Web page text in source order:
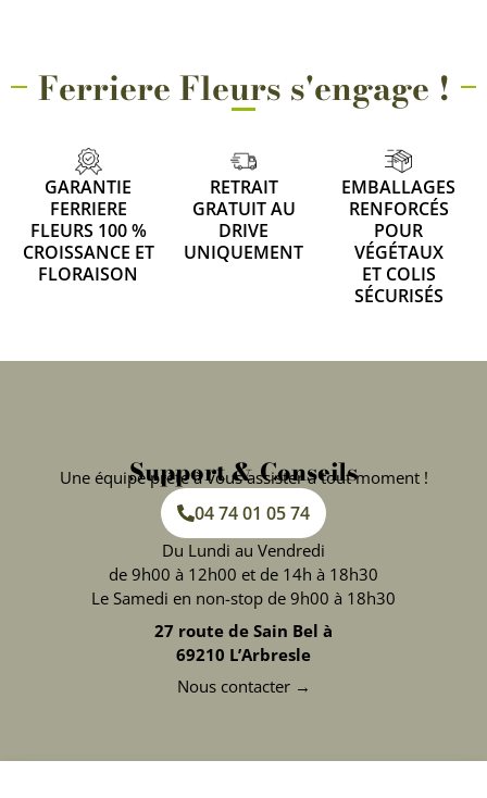
Ferriere Fleurs s'engage !
GARANTIE
FERRIERE
FLEURS 100 %
CROISSANCE ET
FLORAISON
RETRAIT
GRATUIT AU
DRIVE
UNIQUEMENT
EMBALLAGES
RENFORCÉS
POUR
VÉGÉTAUX
ET COLIS
SÉCURISÉS
Support & Conseils
Une équipe prête à vous assister à tout moment !
04 74 01 05 74
Du Lundi au Vendredi
de 9h00 à 12h00 et de 14h à 18h30
Le Samedi en non-stop de 9h00 à 18h30
27 route de Sain Bel à
69210 L’Arbresle
Nous contacter →